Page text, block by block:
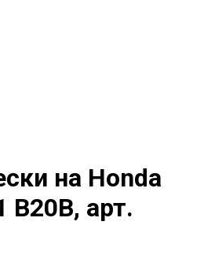
на Honda
B20B, арт.